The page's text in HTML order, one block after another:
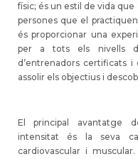
físic; és un estil de vida
persones que el
és proporcionar una
per a tots els nivells
d’entrenadors certificats
assolir els objectius i
El principal avantatge
intensitat és la seva
cardiovascular i